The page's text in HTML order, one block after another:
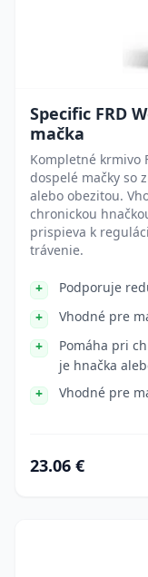
Specific FRD
mačka
Kompletné krmivo
dospelé mačky so
alebo obezitou.
chronickou
prispieva k
trávenie.
Podporuje
Vhodné pre
Pomáha pri
je hnačka
Vhodné pre
23.06 €